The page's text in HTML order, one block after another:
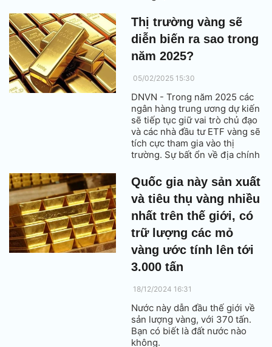
Thị trường vàng sẽ
diễn biến ra sao trong
năm 2025?
05/02/2025 15:30
DNVN - Trong năm 2025 các
ngân hàng trung ương dự kiến
sẽ tiếp tục giữ vai trò chủ đạo
và các nhà đầu tư ETF vàng sẽ
tích cực tham gia vào thị
trường. Sự bất ổn về địa chính
những tình huống xảy ra
thường xuyên, làm tăng nhu
cầu về vàng như một tài sản
lưu trữ của cải và phòng ngừa
rủi ro.
Quốc gia này sản xuất
và tiêu thụ vàng nhiều
nhất trên thế giới, có
trữ lượng các mỏ
vàng ước tính lên tới
3.000 tấn
18/12/2024 16:31
Nước này dẫn đầu thế giới về
sản lượng vàng, với 370 tấn.
Bạn có biết là đất nước nào
không.